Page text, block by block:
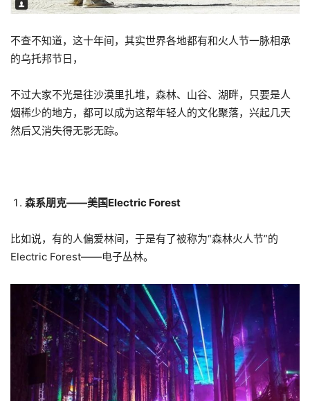
不查不知道，这十年间，其实世界各地都有和火人节一脉相承
的乌托邦节日，
不过大家不光是往沙漠里扎堆，森林、山谷、湖畔，只要是人
烟稀少的地方，都可以成为这帮年轻人的文化聚落，兴起几天
然后又消失得无影无踪。
森系朋克——美国Electric Forest
比如说，有的人偏爱林间，于是有了被称为“森林火人节”的
Electric Forest——电子丛林。